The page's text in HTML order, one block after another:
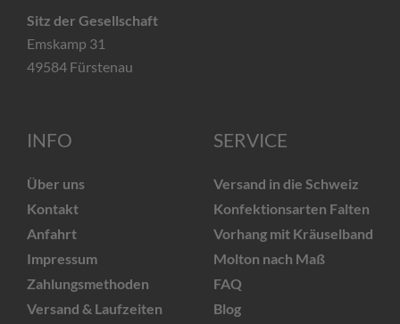
Sitz der Gesellschaft
Emskamp 31
49584 Fürstenau
INFO
Über uns
Kontakt
Anfahrt
Impressum
Zahlungsmethoden
Versand & Laufzeiten
SERVICE
Versand in die Schweiz
Konfektionsarten Falten
Vorhang mit Kräuselband
Molton nach Maß
FAQ
Blog